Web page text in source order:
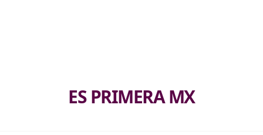
ES PRIMERA MX